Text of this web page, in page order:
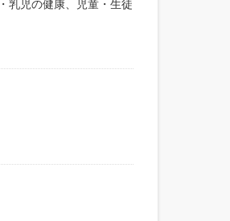
乳児の健康、児童・生徒